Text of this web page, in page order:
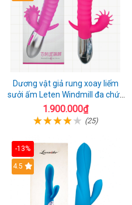
Dương vật giả rung xoay liếm
sưởi ấm Leten Windmill đa chức
năng
1.900.000₫
(25)
-13%
4.5